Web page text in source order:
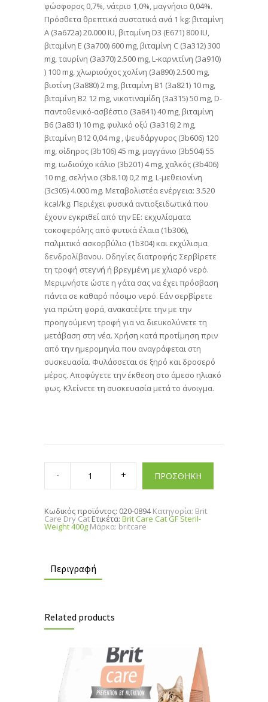
φώσφορος 0,7%, νάτριο 1,0%, μαγνήσιο 0,04%.
Πρόσθετα θρεπτικά συστατικά ανά 1 kg: βιταμίνη
Α (3a672a) 20.000 IU, βιταμίνη D3 (E671) 800 IU,
βιταμίνη Ε (3a700) 600 mg, βιταμίνη C (3a312) 300
mg, ταυρίνη (3a370) 2.500 mg, L-καρνιτίνη (3a910)
) 100 mg, χλωριούχος χολίνη (3a890) 2.500 mg,
βιοτίνη (3a880) 2 mg, βιταμίνη B1 (3a821) 10 mg,
βιταμίνη Β2 12 mg, νικοτιναμίδη (3a315) 50 mg, D-
παντοθενικό-ασβέστιο (3a841) 40 mg, βιταμίνη
B6 (3a831) 10 mg, φυλικό οξύ (3a316) 2 mg,
βιταμίνη Β12 0,04 mg , ψευδάργυρος (3b606) 120
mg, σίδηρος (3b106) 45 mg, μαγγάνιο (3b504) 55
mg, ιωδιούχο κάλιο (3b201) 4 mg, χαλκός (3b406)
10 mg, σελήνιο (3b8.10) 0,2 mg, L-μεθειονίνη
(3c305) 4.000 mg. Μεταβολιστέα ενέργεια: 3.520
kcal/kg. Περιέχει φυσικά αντιοξειδωτικά που
έχουν εγκριθεί από την ΕΕ: εκχυλίσματα
τοκοφερόλης από φυτικά έλαια (1b306),
παλμιτικό ασκορβύλιο (1b304) και εκχύλισμα
δενδρολίβανου. Οδηγίες διατροφής: Σερβίρετε
τη τροφή στεγνή ή βρεγμένη με χλιαρό νερό.
Μεριμνήστε ώστε η γάτα σας να έχει πρόσβαση
πάντα σε καθαρό πόσιμο νερό. Εάν σερβίρετε
για πρώτη φορά, ανακατέψτε την με την
προηγούμενη τροφή για να διευκολύνετε τη
μετάβαση στη νέα. Χρήση κατά προτίμηση πριν
από την ημερομηνία που αναγράφεται στη
συσκευασία. Φυλάσσεται σε ξηρό και δροσερό
μέρος. Αποφύγετε την έκθεση στο άμεσο ηλιακό
φως. Κλείνετε τη συσκευασία μετά το άνοιγμα.
Brit
Care
GF
400g
quantity
ΠΡΟΣΘΗΚΗ
Κωδικός προϊόντος: 020-0894 Κατηγορία: Brit
Care Dry Cat Ετικέτα: Brit Care Cat GF Steril-
Weight 400g Μάρκα: britcare
Περιγραφή
Related products